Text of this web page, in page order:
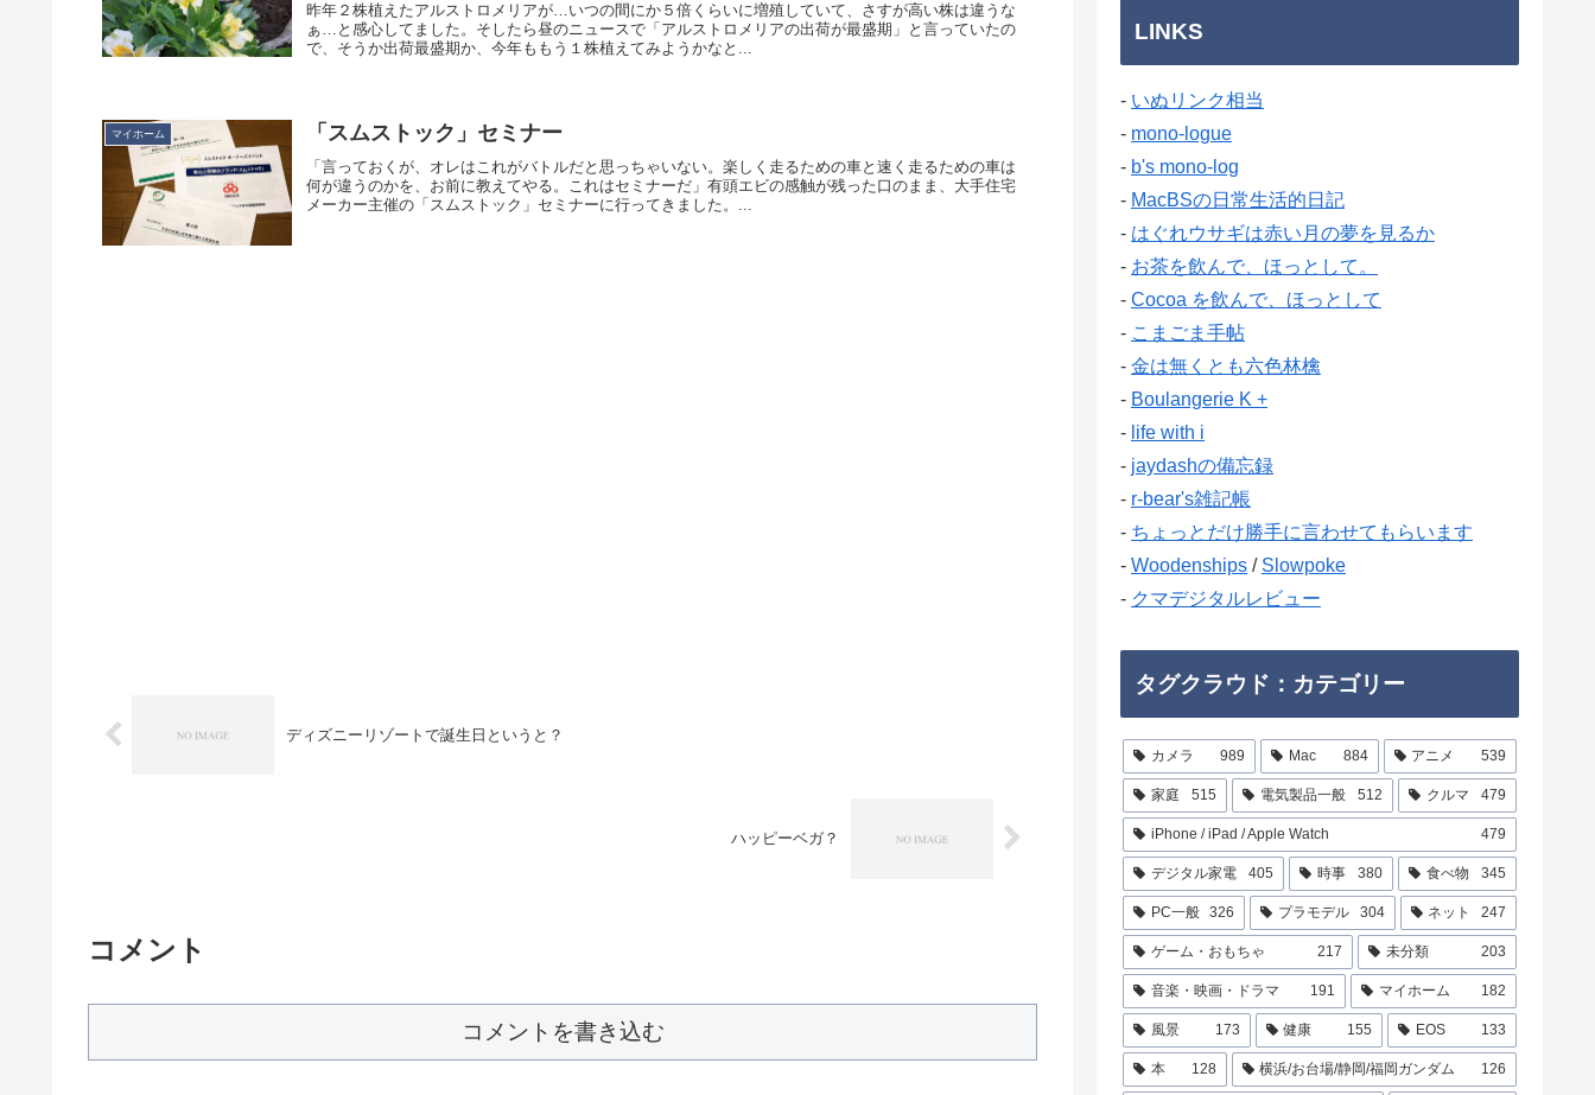
昨年２株植えたアルストロメリアが…いつの間にか５倍くらいに増殖していて、さすが高い株は違うな
ぁ…と感心してました。そしたら昼のニュースで「アルストロメリアの出荷が最盛期」と言っていたの
で、そうか出荷最盛期か、今年ももう１株植えてみようかなと...
マイホーム 「スムストック」セミナー
「言っておくが、オレはこれがバトルだと思っちゃいない。楽しく走るための車と速く走るための車は
何が違うのかを、お前に教えてやる。これはセミナーだ」有頭エビの感触が残った口のまま、大手住宅
メーカー主催の「スムストック」セミナーに行ってきました。...
ディズニーリゾートで誕生日というと？
ハッピーベガ？
コメント
コメントを書き込む
LINKS
- いぬリンク相当
- mono-logue
- b's mono-log
- MacBSの日常生活的日記
- はぐれウサギは赤い月の夢を見るか
- お茶を飲んで、ほっとして。
- Cocoa を飲んで、ほっとして
- こまごま手帖
- 金は無くとも六色林檎
- Boulangerie K +
- life with i
- jaydashの備忘録
- r-bear's雑記帳
- ちょっとだけ勝手に言わせてもらいます
- Woodenships / Slowpoke
- クマデジタルレビュー
タグクラウド：カテゴリー
カメラ 989 Mac 884 アニメ 539
家庭 515 電気製品一般 512 クルマ 479
iPhone / iPad / Apple Watch 479
デジタル家電 405 時事 380 食べ物 345
PC一般 326 プラモデル 304 ネット 247
ゲーム・おもちゃ 217 未分類 203
音楽・映画・ドラマ 191 マイホーム 182
風景 173 健康 155 EOS 133
本 128 横浜/お台場/静岡/福岡ガンダム 126